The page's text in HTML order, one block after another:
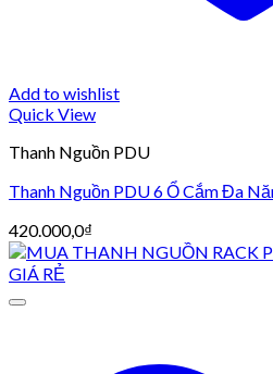
Add to wishlist
Quick View
Thanh Nguồn PDU
Thanh Nguồn PDU 6 Ổ Cắm Đa
420.000,0₫